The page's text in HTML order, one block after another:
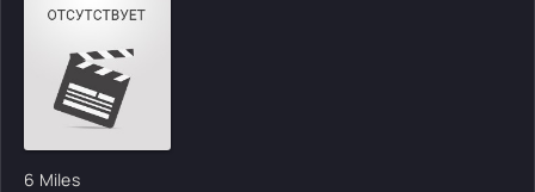
6 Miles